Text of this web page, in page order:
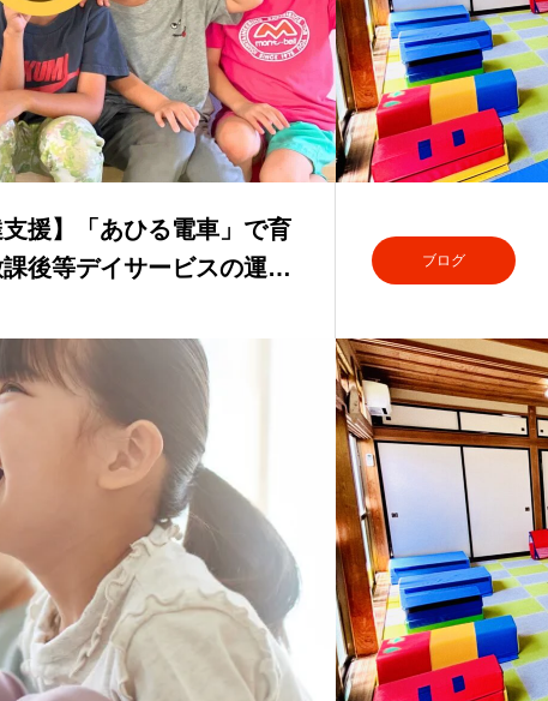
支援】「あひる電車」で育
後等デイサービスの運動
ブログ